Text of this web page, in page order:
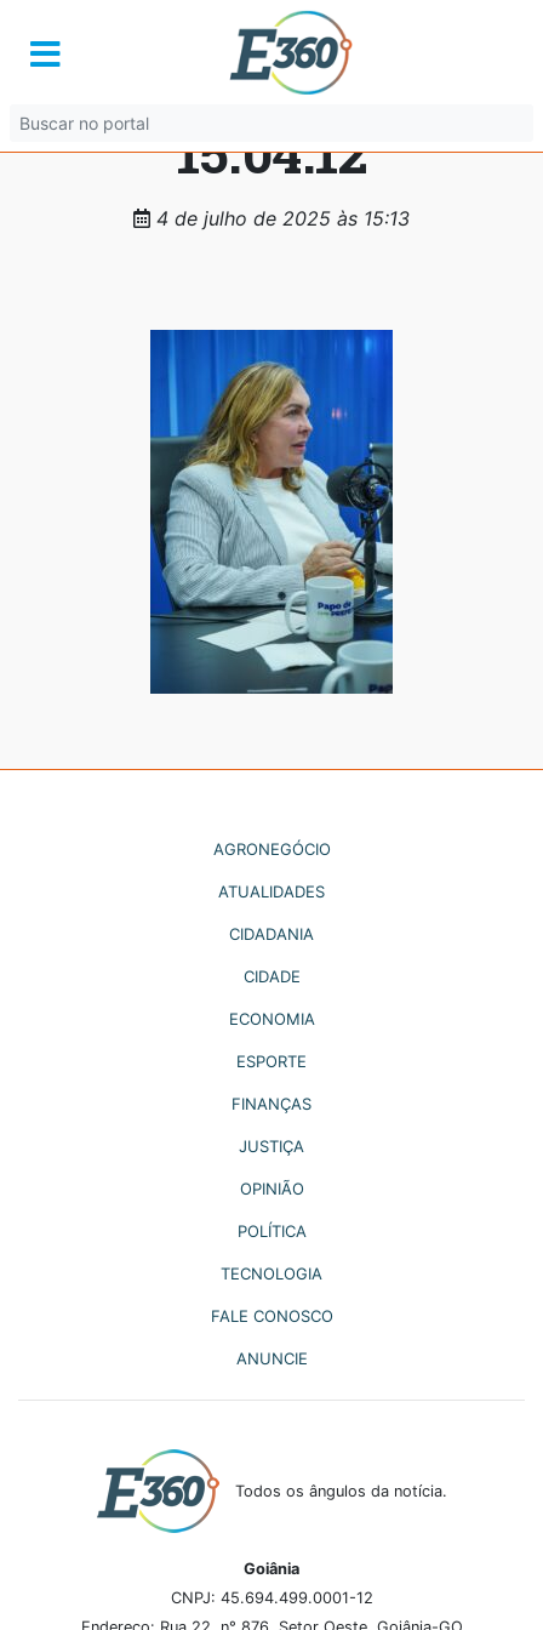
WhatsApp Image
2025-07-04 at
15.04.12
4 de julho de 2025 às 15:13
AGRONEGÓCIO
ATUALIDADES
CIDADANIA
CIDADE
ECONOMIA
ESPORTE
FINANÇAS
JUSTIÇA
OPINIÃO
POLÍTICA
TECNOLOGIA
FALE CONOSCO
ANUNCIE
Todos os ângulos da notícia.
Goiânia
CNPJ: 45.694.499.0001-12